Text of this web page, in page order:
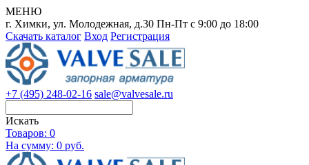
МЕНЮ
г. Химки, ул. Молодежная, д.30 Пн-Пт с 9:00 до 18:00
Скачать каталог Вход Регистрация
+7 (495) 248-02-16 sale@valvesale.ru
Искать
Товаров: 0
На сумму: 0 руб.